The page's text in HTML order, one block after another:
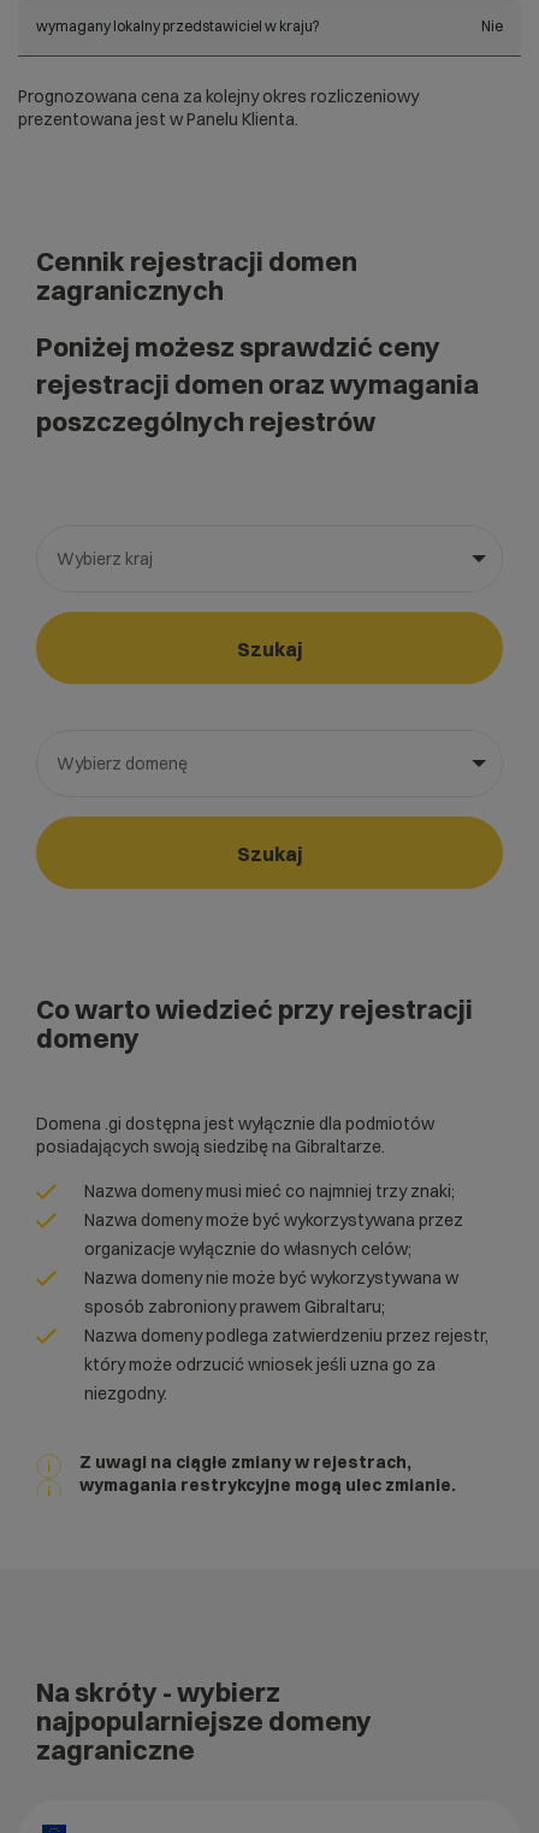
wymagany lokalny przedstawiciel w kraju? Nie
Prognozowana cena za kolejny okres rozliczeniowy
prezentowana jest w Panelu Klienta.
Cennik rejestracji domen
zagranicznych
Poniżej możesz sprawdzić ceny
rejestracji domen oraz wymagania
poszczególnych rejestrów
Wybierz kraj
Wybierz gotową listę. Użyj spacji, aby otworzyć.
Naciśnij spację, aby otworzyć listę, klawisze strzałek, aby
Szukaj
Wybierz domenę
Wybierz gotową listę. Użyj spacji, aby otworzyć.
Naciśnij spację, aby otworzyć listę, klawisze strzałek, aby
Szukaj
Co warto wiedzieć przy rejestracji
domeny
Domena .gi dostępna jest wyłącznie dla podmiotów
posiadających swoją siedzibę na Gibraltarze.
Nazwa domeny musi mieć co najmniej trzy znaki;
Nazwa domeny może być wykorzystywana przez
organizacje wyłącznie do własnych celów;
Nazwa domeny nie może być wykorzystywana w
sposób zabroniony prawem Gibraltaru;
Nazwa domeny podlega zatwierdzeniu przez rejestr,
który może odrzucić wniosek jeśli uzna go za
niezgodny.
Z uwagi na ciągłe zmiany w rejestrach,
wymagania restrykcyjne mogą ulec zmianie.
Na skróty - wybierz
najpopularniejsze domeny
zagraniczne